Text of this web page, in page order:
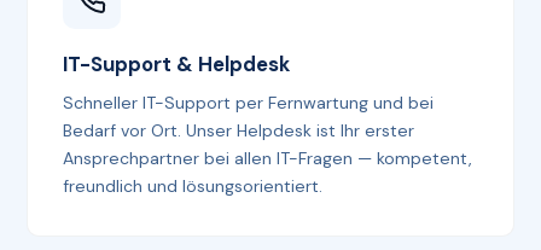
IT-Support & Helpdesk
Schneller IT-Support per Fernwartung und bei
Bedarf vor Ort. Unser Helpdesk ist Ihr erster
Ansprechpartner bei allen IT-Fragen — kompetent,
freundlich und lösungsorientiert.